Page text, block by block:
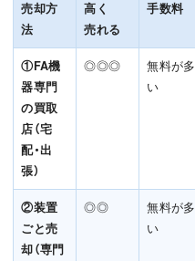
売却方
法
高く
売れる
手数料
①FA機
器専門
の買取
店（宅
配・出
張）
◎◎◎
無料が多
い
②装置
ごと売
却（専門
◎◎
無料が多
い